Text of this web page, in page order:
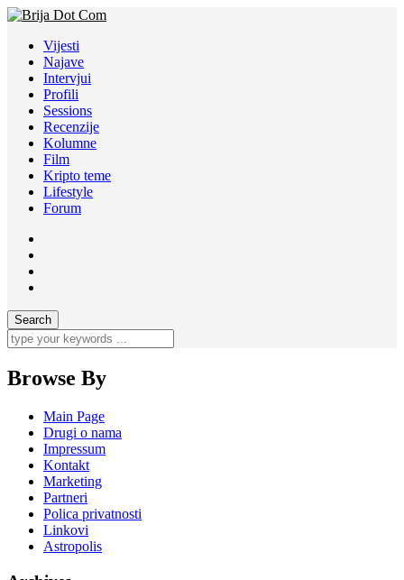
Vijesti
Najave
Intervjui
Profili
Sessions
Recenzije
Kolumne
Film
Kripto teme
Lifestyle
Forum
Browse By
Main Page
Drugi o nama
Impressum
Kontakt
Marketing
Partneri
Polica privatnosti
Linkovi
Astropolis